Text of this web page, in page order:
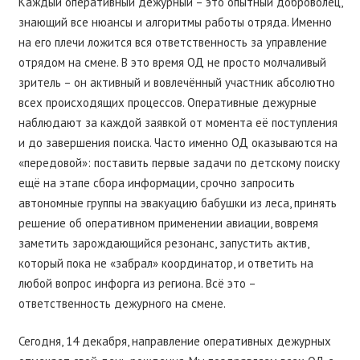
знающий все нюансы и алгоритмы работы отряда. Именно
на его плечи ложится вся ответственность за управление
отрядом на смене. В это время ОД не просто молчаливый
зритель – он активный и вовлечённый участник абсолютно
всех происходящих процессов. Оперативные дежурные
наблюдают за каждой заявкой от момента её поступления
и до завершения поиска. Часто именно ОД оказываются на
«передовой»: поставить первые задачи по детскому поиску
ещё на этапе сбора информации, срочно запросить
автономные группы на эвакуацию бабушки из леса, принять
решение об оперативном применении авиации, вовремя
заметить зарождающийся резонанс, запустить актив,
который пока не «забрал» координатор, и ответить на
любой вопрос инфорга из региона. Всё это –
ответственность дежурного на смене.
Сегодня, 14 декабря, направление оперативных дежурных